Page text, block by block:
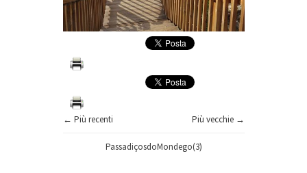
← Più recenti Più vecchie →
PassadiçosdoMondego(3)